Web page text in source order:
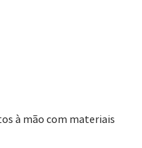
à mão com materiais